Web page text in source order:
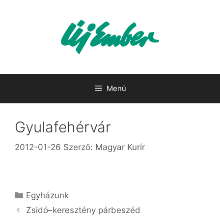
Menü
Gyulafehérvár
2012-01-26 Szerző: Magyar Kurír
Kategória
Egyházunk
Zsidó–keresztény párbeszéd